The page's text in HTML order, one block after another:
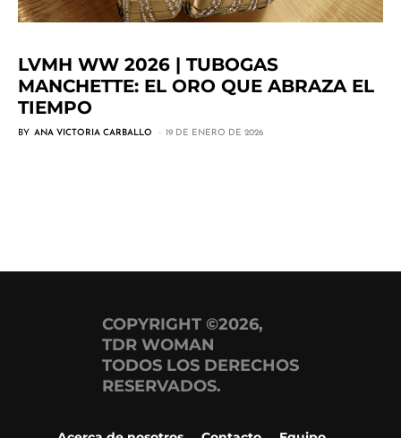
LVMH WW 2026 | TUBOGAS
MANCHETTE: EL ORO QUE ABRAZA EL
TIEMPO
BY ANA VICTORIA CARBALLO 19 DE ENERO DE 2026
COPYRIGHT ©2026,
TDR WOMAN
TODOS LOS DERECHOS
RESERVADOS.